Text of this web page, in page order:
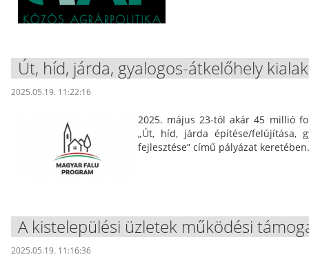
Út, híd, járda, gyalogos-átkelőhely
2025.05.19. 11:22:16
2025. május 23-tól akár 45 millió
„Út, híd, járda építése/felújítása,
fejlesztése” című pályázat keretében.
A kistelepülési üzletek működési
2025.05.19. 11:16:36